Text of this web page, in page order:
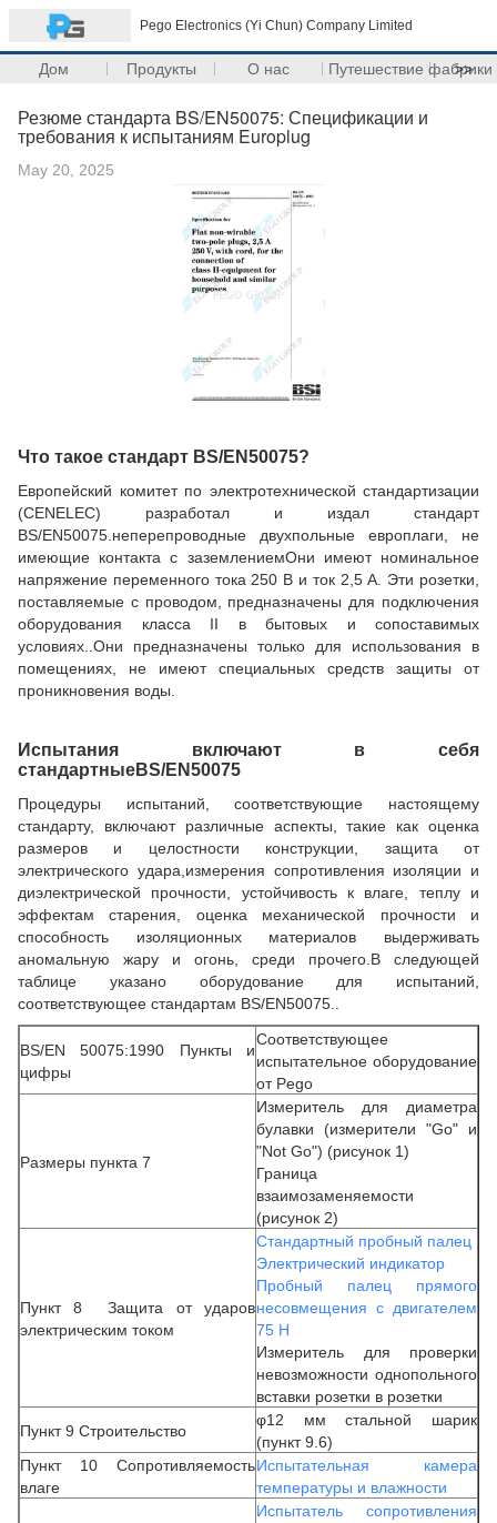
Pego Electronics (Yi Chun) Company Limited
Дом Продукты О нас Путешествие фабрики
>>
Резюме стандарта BS/EN50075: Спецификации и
требования к испытаниям Europlug
May 20, 2025
Что такое стандарт BS/EN50075?
Европейский комитет по электротехнической стандартизации
(CENELEC) разработал и издал стандарт
BS/EN50075.неперепроводные двухпольные европлаги, не
имеющие контакта с заземлениемОни имеют номинальное
напряжение переменного тока 250 В и ток 2,5 А. Эти розетки,
поставляемые с проводом, предназначены для подключения
оборудования класса II в бытовых и сопоставимых
условиях..Они предназначены только для использования в
помещениях, не имеют специальных средств защиты от
проникновения воды.
Испытания включают в себя
стандартныеBS/EN50075
Процедуры испытаний, соответствующие настоящему
стандарту, включают различные аспекты, такие как оценка
размеров и целостности конструкции, защита от
электрического удара,измерения сопротивления изоляции и
диэлектрической прочности, устойчивость к влаге, теплу и
эффектам старения, оценка механической прочности и
способность изоляционных материалов выдерживать
аномальную жару и огонь, среди прочего.В следующей
таблице указано оборудование для испытаний,
соответствующее стандартам BS/EN50075..
BS/EN 50075:1990 Пункты и
цифры
Соответствующее
испытательное оборудование
от Pego
Размеры пункта 7
Измеритель для диаметра
булавки (измерители "Go" и
"Not Go") (рисунок 1)
Граница
взаимозаменяемости
(рисунок 2)
Пункт 8
Защита от ударов
электрическим током
Стандартный пробный палец
Электрический индикатор
Пробный палец прямого
несовмещения с двигателем
75 Н
Измеритель для проверки
невозможности однопольного
вставки розетки в розетки
Пункт 9 Строительство
φ12 мм стальной шарик
(пункт 9.6)
Пункт 10 Сопротивляемость
влаге
Испытательная камера
температуры и влажности
Испытатель сопротивления